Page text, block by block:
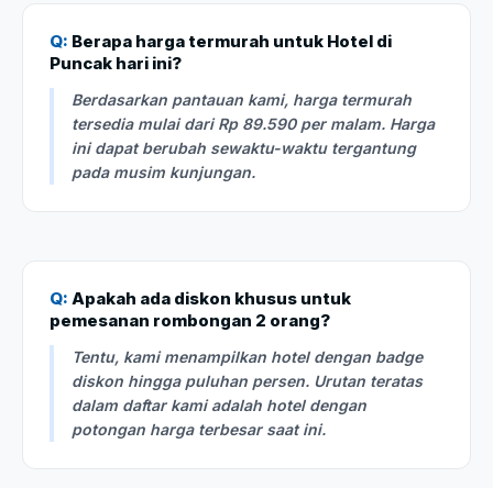
Q: Berapa harga termurah untuk Hotel di
Puncak hari ini?
Berdasarkan pantauan kami, harga termurah
tersedia mulai dari Rp 89.590 per malam. Harga
ini dapat berubah sewaktu-waktu tergantung
pada musim kunjungan.
Q: Apakah ada diskon khusus untuk
pemesanan rombongan 2 orang?
Tentu, kami menampilkan hotel dengan badge
diskon hingga puluhan persen. Urutan teratas
dalam daftar kami adalah hotel dengan
potongan harga terbesar saat ini.